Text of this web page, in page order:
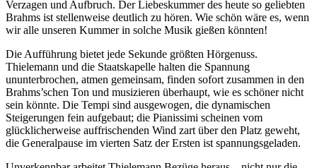
Verzagen und Aufbruch. Der Liebeskummer des heute so geliebten
Brahms ist stellenweise deutlich zu hören. Wie schön wäre es, wenn
wir alle unseren Kummer in solche Musik gießen könnten!
Die Aufführung bietet jede Sekunde größten Hörgenuss.
Thielemann und die Staatskapelle halten die Spannung
ununterbrochen, atmen gemeinsam, finden sofort zusammen in den
Brahms’schen Ton und musizieren überhaupt, wie es schöner nicht
sein könnte. Die Tempi sind ausgewogen, die dynamischen
Steigerungen fein aufgebaut; die Pianissimi scheinen vom
glücklicherweise auffrischenden Wind zart über den Platz geweht,
die Generalpause im vierten Satz der Ersten ist spannungsgeladen.